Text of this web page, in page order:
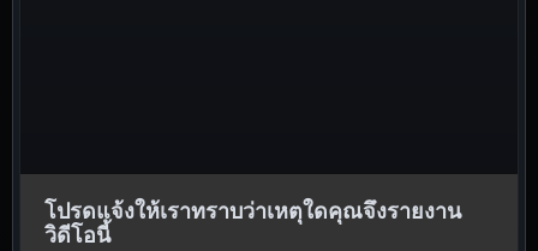
โปรดแจ้งให้เราทราบว่าเหตุใดคุณจึงรายงาน
วิดีโอนี้